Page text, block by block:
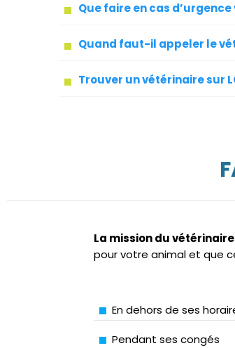
Que faire en cas d’urgence
Quand faut-il appeler le
Trouver un vétérinaire sur
La mission du
pour votre animal et que
En dehors de ses
Pendant ses congés